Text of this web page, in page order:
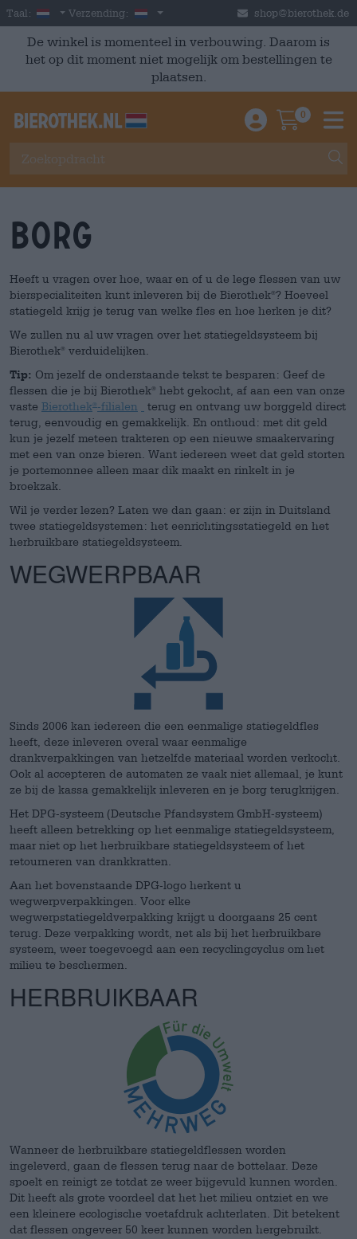
Skip to main content
Taal: Dutch
Verzending: Nederland shop@bierothek.de
De winkel is momenteel in verbouwing. Daarom is
het op dit moment niet mogelijk om bestellingen te
plaatsen.
Einloggen /
0
borg
Heeft u vragen over hoe, waar en of u de lege flessen van uw
bierspecialiteiten kunt inleveren bij de Bierothek®? Hoeveel
statiegeld krijg je terug van welke fles en hoe herken je dit?
We zullen nu al uw vragen over het statiegeldsysteem bij
Bierothek®
verduidelijken.
Tip: Om jezelf de onderstaande tekst te besparen: Geef de
flessen die je bij Bierothek®
hebt gekocht, af aan een van onze
vaste Bierothek ® -filialen
terug en ontvang uw borggeld direct
terug, eenvoudig en gemakkelijk. En onthoud: met dit geld
kun je jezelf meteen trakteren op een nieuwe smaakervaring
met een van onze bieren. Want iedereen weet dat geld storten
je portemonnee alleen maar dik maakt en rinkelt in je
broekzak.
Wil je verder lezen? Laten we dan gaan: er zijn in Duitsland
twee statiegeldsystemen: het eenrichtingsstatiegeld en het
herbruikbare statiegeldsysteem.
WEGWERPBAAR
Sinds 2006 kan iedereen die een eenmalige statiegeldfles
heeft, deze inleveren overal waar eenmalige
drankverpakkingen van hetzelfde materiaal worden verkocht.
Ook al accepteren de automaten ze vaak niet allemaal, je kunt
ze bij de kassa gemakkelijk inleveren en je borg terugkrijgen.
Het DPG-systeem (Deutsche Pfandsystem GmbH-systeem)
heeft alleen betrekking op het eenmalige statiegeldsysteem,
maar niet op het herbruikbare statiegeldsysteem of het
retourneren van drankkratten.
Aan het bovenstaande DPG-logo herkent u
wegwerpverpakkingen. Voor elke
wegwerpstatiegeldverpakking krijgt u doorgaans 25 cent
terug. Deze verpakking wordt, net als bij het herbruikbare
systeem, weer toegevoegd aan een recyclingcyclus om het
milieu te beschermen.
HERBRUIKBAAR
Wanneer de herbruikbare statiegeldflessen worden
ingeleverd, gaan de flessen terug naar de bottelaar. Deze
spoelt en reinigt ze totdat ze weer bijgevuld kunnen worden.
Dit heeft als grote voordeel dat het het milieu ontziet en we
een kleinere ecologische voetafdruk achterlaten. Dit betekent
dat flessen ongeveer 50 keer kunnen worden hergebruikt.